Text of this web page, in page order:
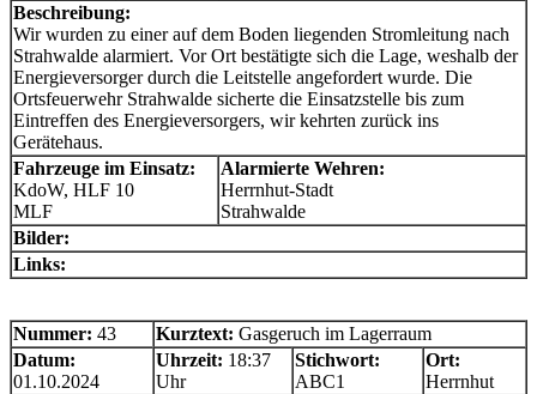
Beschreibung:
Wir wurden zu einer auf dem Boden liegenden Stromleitung nach
Strahwalde alarmiert. Vor Ort bestätigte sich die Lage, weshalb der
Energieversorger durch die Leitstelle angefordert wurde. Die
Ortsfeuerwehr Strahwalde sicherte die Einsatzstelle bis zum
Eintreffen des Energieversorgers, wir kehrten zurück ins
Gerätehaus.
Fahrzeuge im Einsatz:
KdoW, HLF 10
MLF
Alarmierte Wehren:
Herrnhut-Stadt
Strahwalde
Bilder:
Links:
Nummer: 43 Kurztext: Gasgeruch im Lagerraum
Datum:
01.10.2024
Uhrzeit: 18:37
Uhr
Stichwort:
ABC1
Ort:
Herrnhut